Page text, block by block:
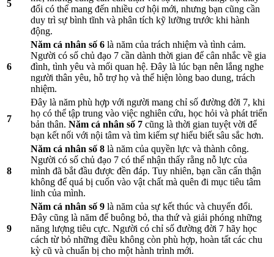
5
đổi có thể mang đến nhiều cơ hội mới, nhưng bạn cũng cần
duy trì sự bình tĩnh và phân tích kỹ lưỡng trước khi hành
động.
6
Năm cá nhân số 6 là năm của trách nhiệm và tình cảm.
Người có số chủ đạo 7 cần dành thời gian để cân nhắc về gia
đình, tình yêu và mối quan hệ. Đây là lúc bạn nên lắng nghe
người thân yêu, hỗ trợ họ và thể hiện lòng bao dung, trách
nhiệm.
7
Đây là năm phù hợp với người mang chỉ số đường đời 7, khi
họ có thể tập trung vào việc nghiên cứu, học hỏi và phát triển
bản thân. Năm cá nhân số 7 cũng là thời gian tuyệt vời để
bạn kết nối với nội tâm và tìm kiếm sự hiểu biết sâu sắc hơn.
8
Năm cá nhân số 8 là năm của quyền lực và thành công.
Người có số chủ đạo 7 có thể nhận thấy rằng nỗ lực của
mình đã bắt đầu được đền đáp. Tuy nhiên, bạn cần cẩn thận
không để quá bị cuốn vào vật chất mà quên đi mục tiêu tâm
linh của mình.
9
Năm cá nhân số 9 là năm của sự kết thúc và chuyển đổi.
Đây cũng là năm để buông bỏ, tha thứ và giải phóng những
năng lượng tiêu cực. Người có chỉ số đường đời 7 hãy học
cách từ bỏ những điều không còn phù hợp, hoàn tất các chu
kỳ cũ và chuẩn bị cho một hành trình mới.